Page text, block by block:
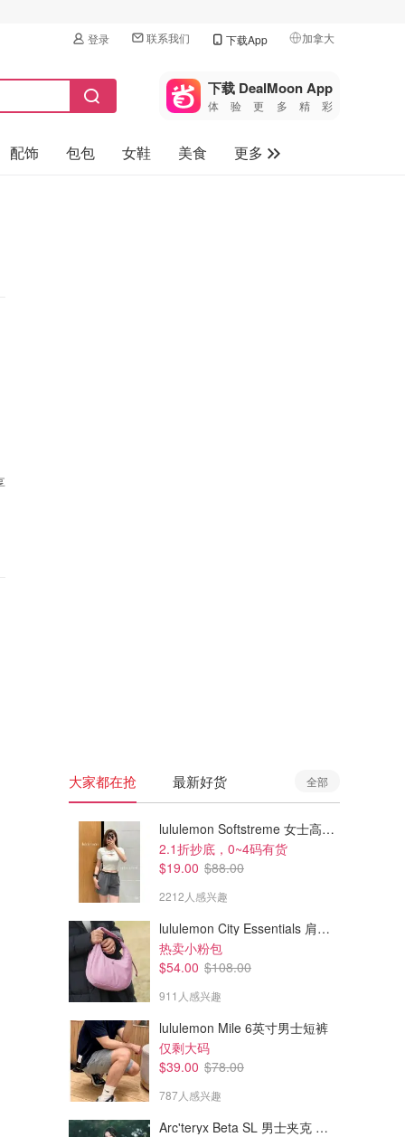
登录 联系我们 下载App 加拿大
🇺🇸
美国
🇨🇳中国
🇨🇦加拿大
下载 DealMoon App
体验更多精彩
配饰 包包 女鞋 美食
更多
大家都在抢 最新好货 全部
lululemon Softstreme 女士高腰短裤 10cm
2.1折抄底，0~4码有货
$19.00 $88.00
2212人感兴趣
lululemon City Essentials 肩背包 4L
热卖小粉包
$54.00 $108.00
911人感兴趣
lululemon Mile 6英寸男士短裤
仅剩大码
$39.00 $78.00
787人感兴趣
Arc'teryx Beta SL 男士夹克 黑色